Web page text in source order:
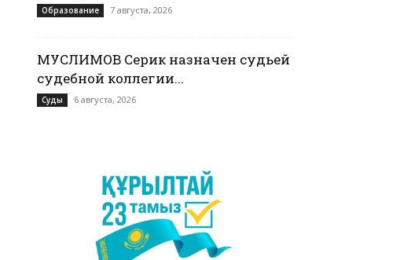
Образование 7 августа, 2026
МУСЛИМОВ Серик назначен судьей
судебной коллегии...
Суды 6 августа, 2026